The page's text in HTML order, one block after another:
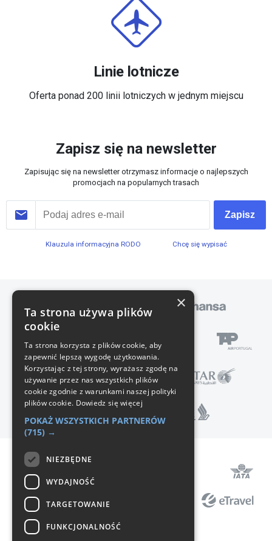
Linie lotnicze
Oferta ponad 200 linii lotniczych w jednym miejscu
Zapisz się na newsletter
Zapisując się na newsletter otrzymasz informacje o najlepszych
promocjach na popularnych trasach
Zapisz
Klauzula informacyjna RODO Chcę się wypisać
Pomoc
Regulamin
Polityka prywatności
Ochrona danych
×
Ta strona używa plików
cookie
Ta strona korzysta z plików cookie, aby
zapewnić lepszą wygodę użytkowania.
Korzystając z tej strony, wyrażasz zgodę na
używanie przez nas wszystkich plików
cookie zgodnie z warunkami naszej polityki
plików cookie. Dowiedz się więcej
POKAŻ WSZYSTKICH PARTNERÓW
(715) →
NIEZBĘDNE
WYDAJNOŚĆ
TARGETOWANIE
FUNKCJONALNOŚĆ